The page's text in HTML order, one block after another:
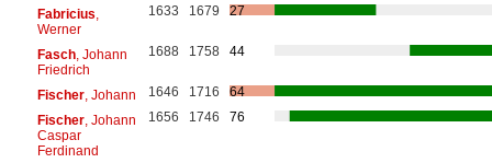
Fabricius
Werner
1633 1679 27
Fasch, Johann
Friedrich
1688 1758 44
Fischer, Johann 1646 1716
64
Fischer, Johann
Caspar
Ferdinand
1656 1746 76